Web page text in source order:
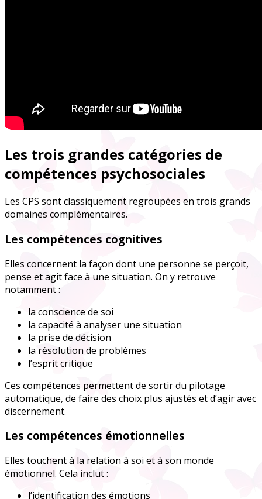
Les trois grandes catégories de
compétences psychosociales
Les CPS sont classiquement regroupées en trois grands
domaines complémentaires.
Les compétences cognitives
Elles concernent la façon dont une personne se perçoit,
pense et agit face à une situation. On y retrouve
notamment :
la conscience de soi
la capacité à analyser une situation
la prise de décision
la résolution de problèmes
l’esprit critique
Ces compétences permettent de sortir du pilotage
automatique, de faire des choix plus ajustés et d’agir avec
discernement.
Les compétences émotionnelles
Elles touchent à la relation à soi et à son monde
émotionnel. Cela inclut :
l’identification des émotions